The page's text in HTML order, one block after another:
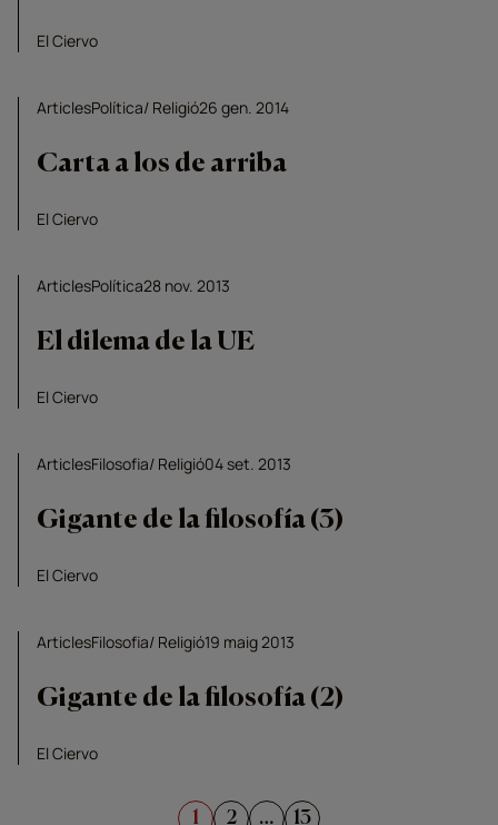
El Ciervo
ArticlesPolítica Religió26 gen. 2014
Carta a los de arriba
El Ciervo
ArticlesPolítica28 nov. 2013
El dilema de la UE
El Ciervo
ArticlesFilosofia Religió04 set. 2013
Gigante de la filosofía (3)
El Ciervo
ArticlesFilosofia Religió19 maig 2013
Gigante de la filosofía (2)
El Ciervo
1 2 … 13